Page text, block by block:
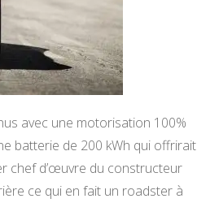
avec une motorisation 100%
batterie de 200 kWh qui offrirait
chef d’œuvre du constructeur
ce qui en fait un roadster à